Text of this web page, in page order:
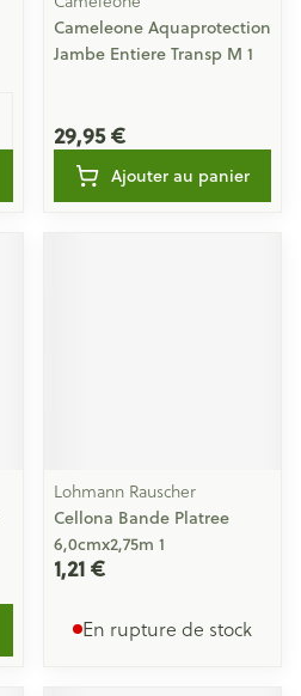
Cameleone Aquaprotection
Jambe Entiere Transp M 1
29,95 €
Ajouter au panier
Lohmann Rauscher
Cellona Bande Platree
6,0cmx2,75m 1
1,21 €
En rupture de stock